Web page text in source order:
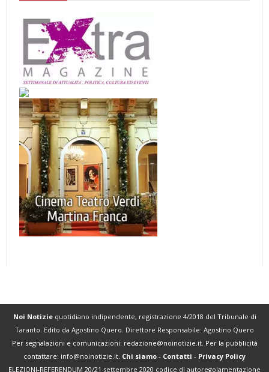
Noi Notiziequotidiano indipendente, registrazione 4/2018 del Tribunale di
Taranto. Edito da Agostino Quero. Direttore Responsabile: Agostino Quero
Per segnalazioni e comunicazioni: redazione@noinotizie.it. Per la pubblicità
contattare: info@noinotizie.it. Chi siamo - Contatti - Privacy Policy
ELEZIONI-REFERENDUM 20/21 settembre 2020 codice di autoregolamentazione